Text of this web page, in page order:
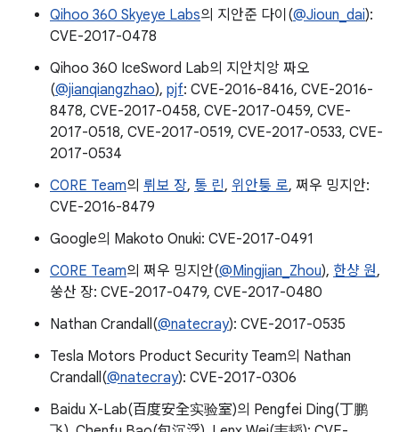
Qihoo 360 Skyeye Labs의 지안준 다이(@Jioun_dai):
CVE-2017-0478
Qihoo 360 IceSword Lab의 지안치앙 짜오
(@jianqiangzhao), pjf: CVE-2016-8416, CVE-2016-
8478, CVE-2017-0458, CVE-2017-0459, CVE-
2017-0518, CVE-2017-0519, CVE-2017-0533, CVE-
2017-0534
C0RE Team의 뤼보 장, 통 린, 위안퉁 로, 쩌우 밍지안:
CVE-2016-8479
Google의 Makoto Onuki: CVE-2017-0491
C0RE Team의 쩌우 밍지안(@Mingjian_Zhou), 한샹 원,
쑹산 장: CVE-2017-0479, CVE-2017-0480
Nathan Crandall(@natecray): CVE-2017-0535
Tesla Motors Product Security Team의 Nathan
Crandall(@natecray): CVE-2017-0306
Baidu X-Lab(百度安全实验室)의 Pengfei Ding(丁鹏